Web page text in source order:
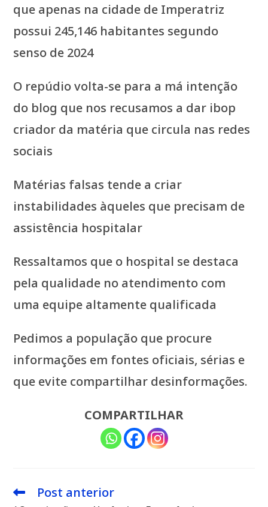
que apenas na cidade de Imperatriz
possui 245,146 habitantes segundo
senso de 2024
O repúdio volta-se para a má intenção
do blog que nos recusamos a dar ibop
criador da matéria que circula nas redes
sociais
Matérias falsas tende a criar
instabilidades àqueles que precisam de
assistência hospitalar
Ressaltamos que o hospital se destaca
pela qualidade no atendimento com
uma equipe altamente qualificada
Pedimos a população que procure
informações em fontes oficiais, sérias e
que evite compartilhar desinformações.
COMPARTILHAR
Leia
Post anterior